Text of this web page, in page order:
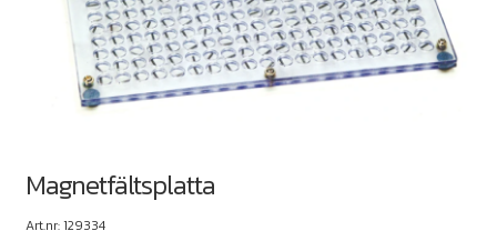
Magnetfältsplatta
Art.nr: 129334